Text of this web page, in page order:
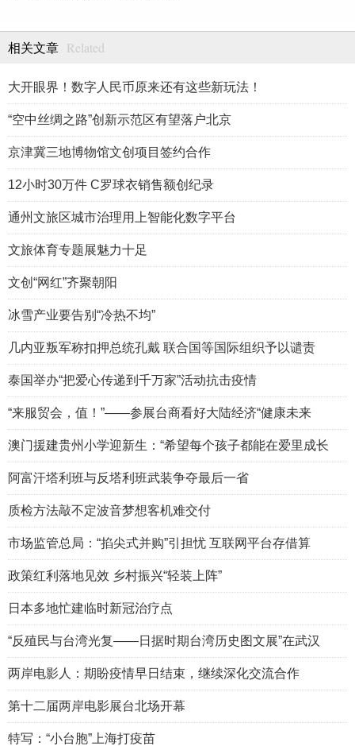
相关文章 Related
大开眼界！数字人民币原来还有这些新玩法！
“空中丝绸之路”创新示范区有望落户北京
京津冀三地博物馆文创项目签约合作
12小时30万件 C罗球衣销售额创纪录
通州文旅区城市治理用上智能化数字平台
文旅体育专题展魅力十足
文创“网红”齐聚朝阳
冰雪产业要告别“冷热不均”
几内亚叛军称扣押总统孔戴 联合国等国际组织予以谴责
泰国举办“把爱心传递到千万家”活动抗击疫情
“来服贸会，值！”——参展台商看好大陆经济“健康未来
澳门援建贵州小学迎新生：“希望每个孩子都能在爱里成长
阿富汗塔利班与反塔利班武装争夺最后一省
质检方法敲不定波音梦想客机难交付
市场监管总局：“掐尖式并购”引担忧 互联网平台存借算
政策红利落地见效 乡村振兴“轻装上阵”
日本多地忙建临时新冠治疗点
“反殖民与台湾光复——日据时期台湾历史图文展”在武汉
两岸电影人：期盼疫情早日结束，继续深化交流合作
第十二届两岸电影展台北场开幕
特写：“小台胞”上海打疫苗